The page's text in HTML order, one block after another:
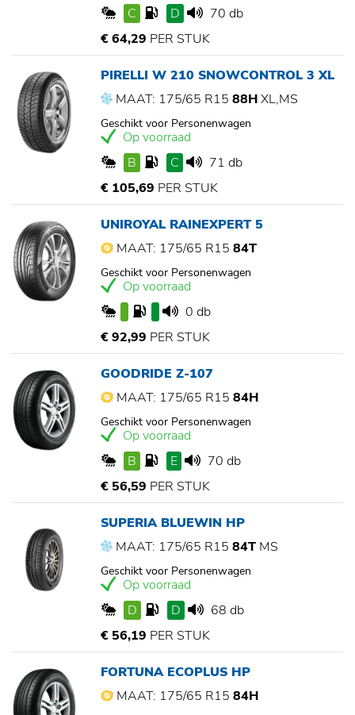
C
D
70 db
€ 64,29 PER STUK
PIRELLI W 210 SNOWCONTROL 3 XL
MAAT: 175/65 R15 88HXL,MS
Geschikt voor Personenwagen
Op voorraad
B
C
71 db
€ 105,69 PER STUK
UNIROYAL RAINEXPERT 5
MAAT: 175/65 R15 84T
Geschikt voor Personenwagen
Op voorraad
0 db
€ 92,99 PER STUK
GOODRIDE Z-107
MAAT: 175/65 R15 84H
Geschikt voor Personenwagen
Op voorraad
B
E
70 db
€ 56,59 PER STUK
SUPERIA BLUEWIN HP
MAAT: 175/65 R15 84T MS
Geschikt voor Personenwagen
Op voorraad
D
D
68 db
€ 56,19 PER STUK
FORTUNA ECOPLUS HP
MAAT: 175/65 R15 84H